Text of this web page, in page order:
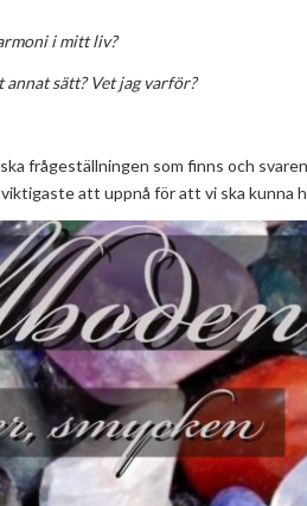
i mitt liv?
sätt? Vet jag varför?
frågeställningen som finns och
att uppnå för att vi ska